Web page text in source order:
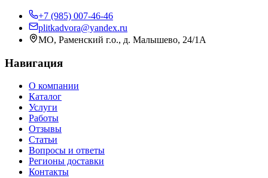
+7 (985) 007-46-46
plitkadvora@yandex.ru
МО, Раменский г.о., д. Малышево, 24/1А
Навигация
О компании
Каталог
Услуги
Работы
Отзывы
Статьи
Вопросы и ответы
Регионы доставки
Контакты